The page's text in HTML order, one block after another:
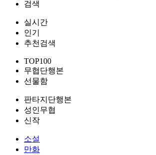
검색
실시간
인기
추천검색
TOP100
무협단행본
선물함
판타지단행본
성인무협
신작
소설
만화